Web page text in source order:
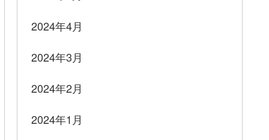
2024年4月
2024年3月
2024年2月
2024年1月